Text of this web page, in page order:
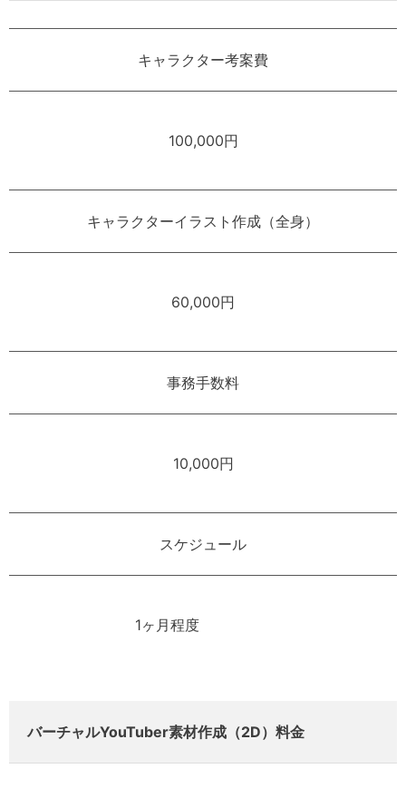
キャラクター考案費
100,000円
キャラクターイラスト作成（全身）
60,000円
事務手数料
10,000円
スケジュール
1ヶ月程度
バーチャルYouTuber素材作成（2D）料金